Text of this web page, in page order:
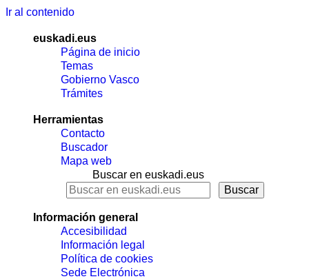
Ir al contenido
euskadi.eus
Página de inicio
Temas
Gobierno Vasco
Trámites
Herramientas
Contacto
Buscador
Mapa web
Buscar en euskadi.eus
Información general
Accesibilidad
Información legal
Política de cookies
Sede Electrónica